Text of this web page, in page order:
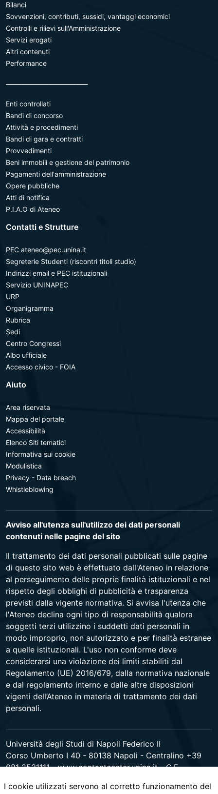
Bilanci
Sovvenzioni, contributi, sussidi, vantaggi economici
Controlli e rilievi sull'Amministrazione
Servizi erogati
Altri contenuti
Performance
Enti controllati
Bandi di concorso
Attività e procedimenti
Bandi di gara e contratti
Provvedimenti
Beni immobili e gestione del patrimonio
Pagamenti dell'amministrazione
Opere pubbliche
Atti di notifica
P.I.A.O di Ateneo
Contatti e Strutture
PEC ateneo@pec.unina.it
Segreterie Studenti (riscontri titoli studio)
Indirizzi email e PEC istituzionali
Servizio UNINAPEC
URP
Organigramma
Rubrica
Sedi
Centro Congressi
Albo ufficiale
Accesso civico - FOIA
Aiuto
Area riservata
Mappa del portale
Accessibilità
Elenco Siti tematici
Informativa sui cookie
Modulistica
Privacy - Data breach
Whistleblowing
Avviso all'utenza sull'utilizzo dei dati personali
contenuti nelle pagine del sito
Il trattamento dei dati personali pubblicati sulle pagine
di questo sito web è effettuato dall'Ateneo in relazione
al perseguimento delle proprie finalità istituzionali e nel
rispetto degli obblighi di pubblicità e trasparenza
previsti dalla vigente normativa. Si avvisa l'utenza che
l'Ateneo declina ogni tipo di responsabilità qualora
soggetti terzi utilizzino i suddetti dati personali in
modo improprio, non autorizzato e per finalità estranee
a quelle istituzionali. L'uso non conforme deve
considerarsi una violazione dei limiti stabiliti dal
Regolamento (UE) 2016/679, dalla normativa nazionale
e dal regolamento interno e dalle altre disposizioni
vigenti dell’Ateneo in materia di trattamento dei dati
personali.
Università degli Studi di Napoli Federico II
Corso Umberto I 40 - 80138 Napoli - Centralino +39
081 2531111 -www.contactcenter.unina.it- C.F.
I cookie utilizzati servono al corretto funzionamento del